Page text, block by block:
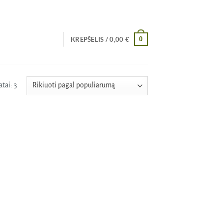
KREPŠELIS /0,00 € 0
3Rūšiuojama
pagal